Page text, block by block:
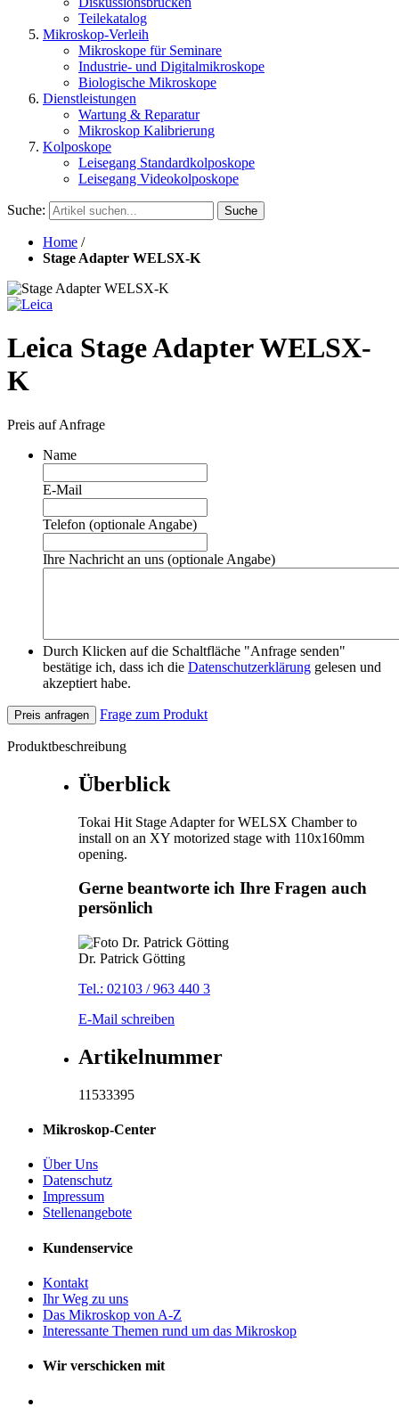
Teilekatalog
Mikroskop-Verleih
Mikroskope für Seminare
Industrie- und Digitalmikroskope
Biologische Mikroskope
Dienstleistungen
Wartung & Reparatur
Mikroskop Kalibrierung
Kolposkope
Leisegang Standardkolposkope
Leisegang Videokolposkope
Suche: Suche
Home /
Stage Adapter WELSX-K
Leica Stage Adapter WELSX-
K
Preis auf Anfrage
Name
E-Mail
Telefon (optionale Angabe)
Ihre Nachricht an uns (optionale Angabe)
Durch Klicken auf die Schaltfläche "Anfrage senden"
bestätige ich, dass ich die Datenschutzerklärung gelesen und
akzeptiert habe.
Preis anfragen Frage zum Produkt
Produktbeschreibung
Überblick
Tokai Hit Stage Adapter for WELSX Chamber to
install on an XY motorized stage with 110x160mm
opening.
Gerne beantworte ich Ihre Fragen auch
persönlich
Dr. Patrick Götting
Tel.: 02103 / 963 440 3
E-Mail schreiben
Artikelnummer
11533395
Mikroskop-Center
Über Uns
Datenschutz
Impressum
Stellenangebote
Kundenservice
Kontakt
Ihr Weg zu uns
Das Mikroskop von A-Z
Interessante Themen rund um das Mikroskop
Wir verschicken mit